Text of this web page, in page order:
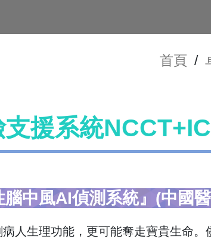
首頁 /
援系統
腦中風AI偵測系統』(中國
人生理功能，更可能奪走寶貴生命